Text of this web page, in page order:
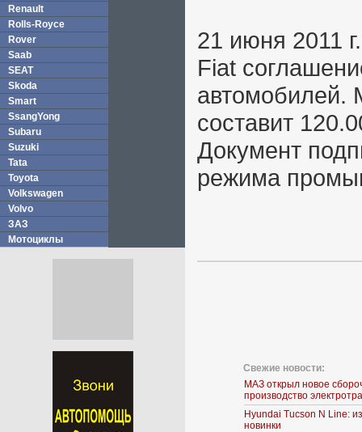
Renault
Rolls-Royce
Rover
Saab
SEAT
Skoda
Smart
SsangYong
Subaru
Suzuki
Tata
Toyota
Volkswagen
Volvo
ЗАЗ
Мотоциклы
21 июня 2011
Fiat
автомобилей.
составит
Документ
режима
Свежие новости:
МАЗ открыл новое
производство
Hyundai Tucson N Line:
новинки